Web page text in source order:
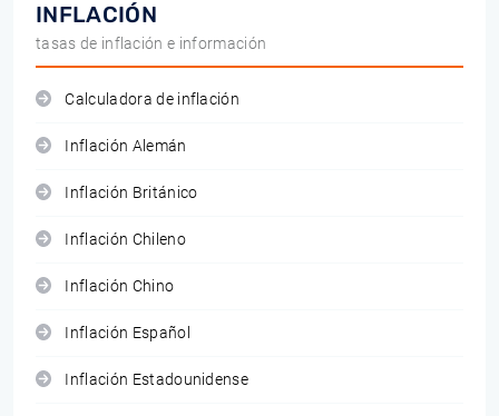
INFLACIÓN
tasas de inflación e información
Calculadora de inflación
Inflación Alemán
Inflación Británico
Inflación Chileno
Inflación Chino
Inflación Español
Inflación Estadounidense